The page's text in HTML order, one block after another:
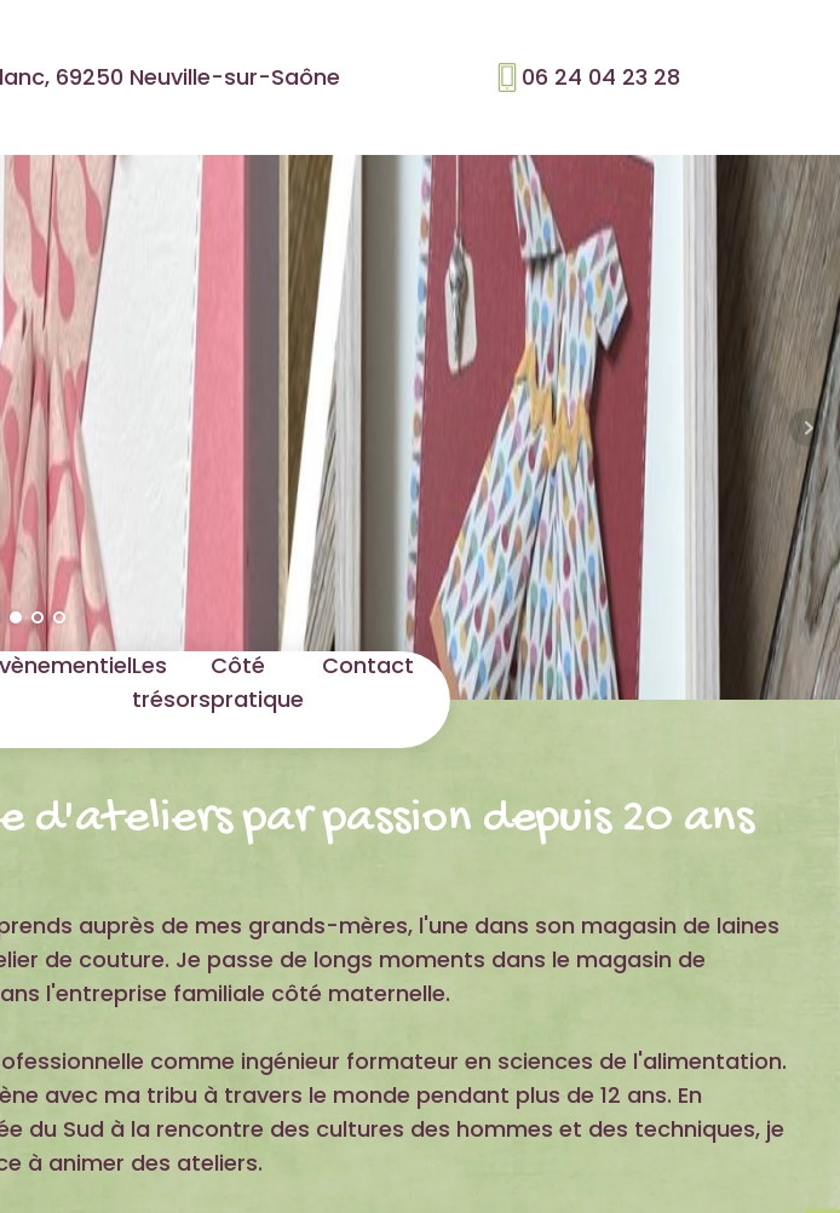
69250 Neuville-sur-Saône 06 24 04 23 28
Les
trésors
Côté
pratique
Contact
d'ateliers par passion depuis 20 ans
auprès de mes grands-mères, l'une dans son magasin de laines
de couture. Je passe de longs moments dans le magasin de
l'entreprise familiale côté maternelle.
comme ingénieur formateur en sciences de l'alimentation.
avec ma tribu à travers le monde pendant plus de 12 ans. En
du Sud à la rencontre des cultures des hommes et des techniques, je
à animer des ateliers.